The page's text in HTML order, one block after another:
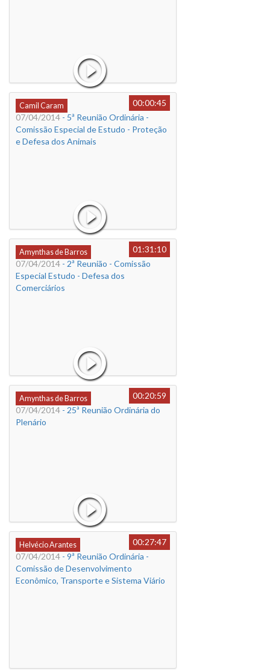
Camil Caram
00:00:45
07/04/2014 - 5ª Reunião Ordinária -
Comissão Especial de Estudo - Proteção
e Defesa dos Animais
Amynthas de Barros
01:31:10
07/04/2014 - 2ª Reunião - Comissão
Especial Estudo - Defesa dos
Comerciários
Amynthas de Barros
00:20:59
07/04/2014 - 25ª Reunião Ordinária do
Plenário
Helvécio Arantes
00:27:47
07/04/2014 - 9ª Reunião Ordinária -
Comissão de Desenvolvimento
Econômico, Transporte e Sistema Viário